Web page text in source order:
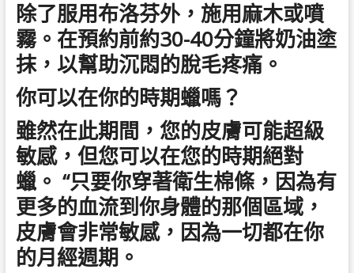
除了服用布洛芬外，施用麻木或噴
霧。在預約前約30-40分鐘將奶油塗
抹，以幫助沉悶的脫毛疼痛。
你可以在你的時期蠟嗎？
雖然在此期間，您的皮膚可能超級
敏感，但您可以在您的時期絕對
蠟。 “只要你穿著衛生棉條，因為有
更多的血流到你身體的那個區域，
皮膚會非常敏感，因為一切都在你
的月經週期。